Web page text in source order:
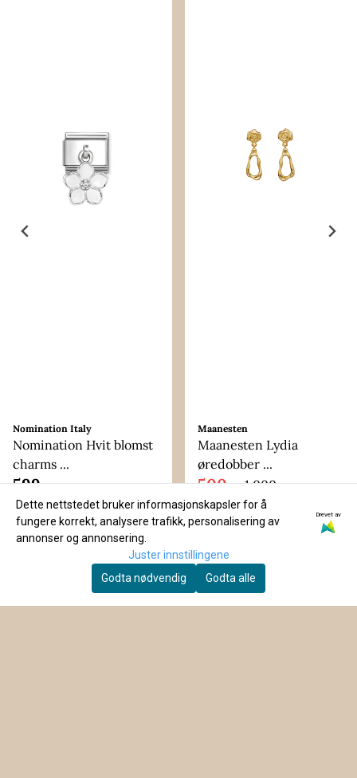
Nomination Italy
Nomination Hvit blomst
charms ...
599,-
På lager
Kjøp
Maanesten
Maanesten Lydia
øredobber ...
500,- 1.000,-
På lager
Dette nettstedet bruker informasjonskapsler for å
fungere korrekt, analysere trafikk, personalisering av
annonser og annonsering.
Drevet av
Juster innstillingene
Godta nødvendig
Godta alle